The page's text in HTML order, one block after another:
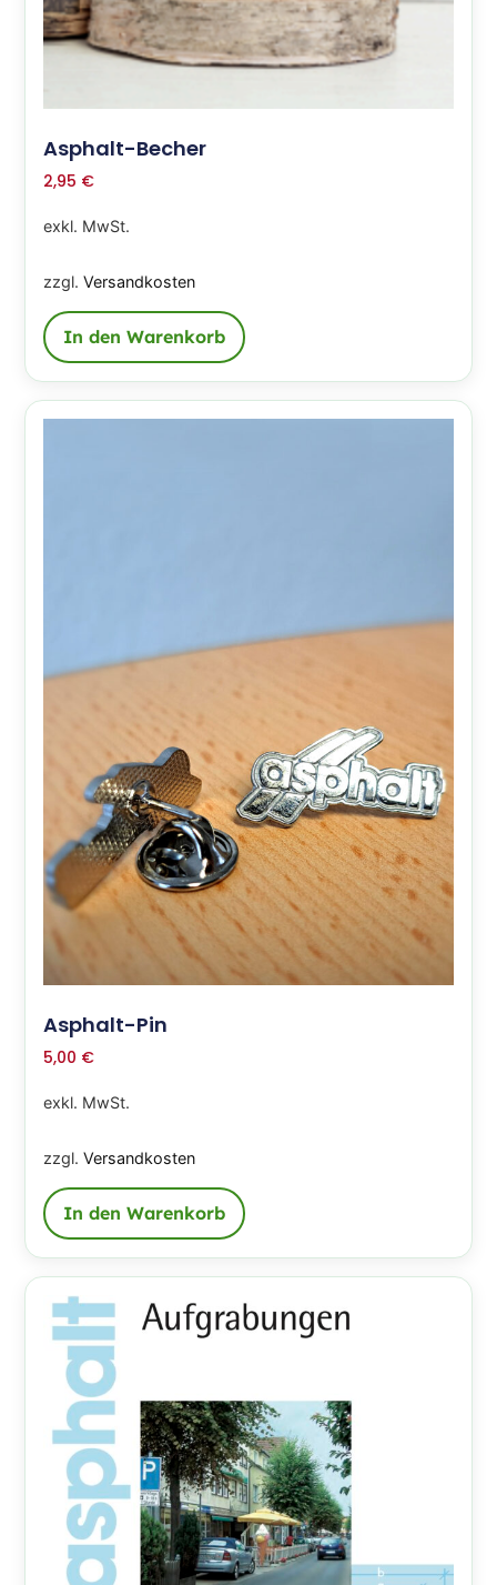
Asphalt-Becher
2,95 €
exkl. MwSt.
zzgl.Versandkosten
In den Warenkorb
Asphalt-Pin
5,00 €
exkl. MwSt.
zzgl.Versandkosten
In den Warenkorb